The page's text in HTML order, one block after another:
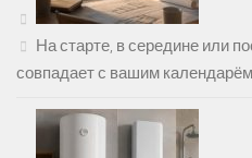
На старте, в середине или
совпадает с вашим календарём